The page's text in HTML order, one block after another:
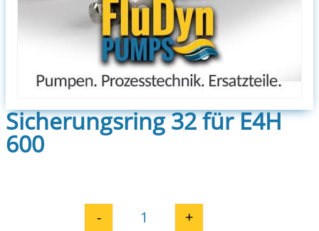
Sicherungsring 32 für E4H
600
Sicherungsring 32 für E4H 600
- +